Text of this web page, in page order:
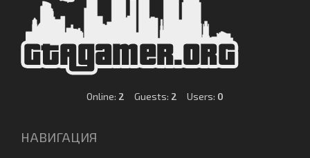
Online: 2 Guests: 2 Users: 0
НАВИГАЦИЯ